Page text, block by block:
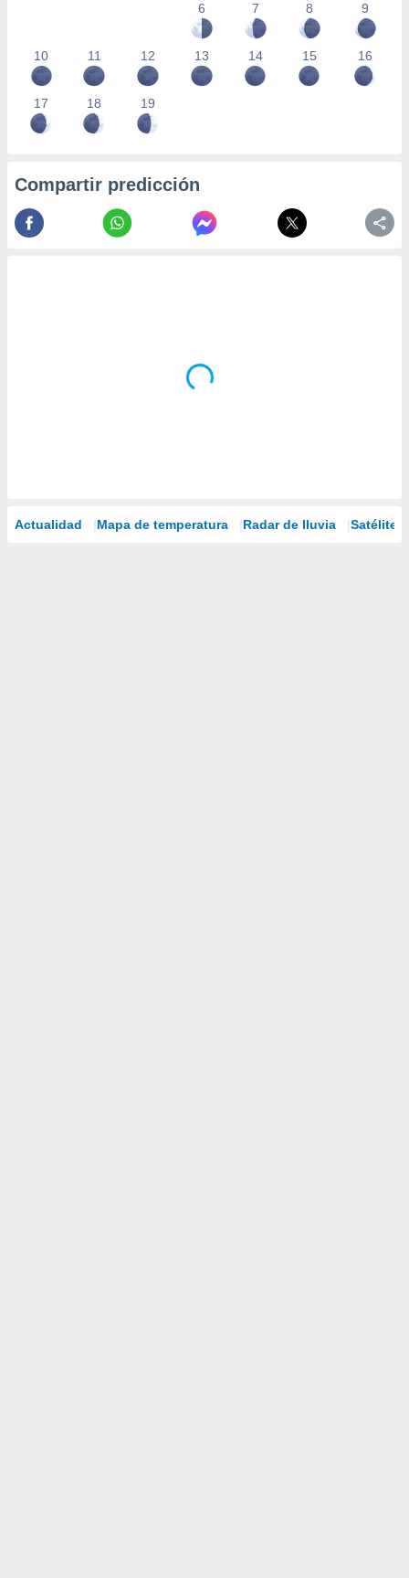
6
7 8 9
10 11 12 13 14 15 16
17 18 19
Compartir predicción
Actualidad Mapa de temperatura Radar de lluvia Satélites